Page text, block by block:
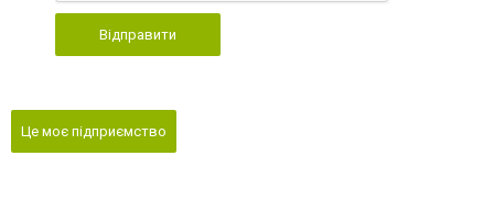
Відправити
Це моє підприємство